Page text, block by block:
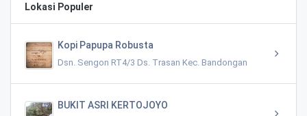
Lokasi Populer
Kopi Papupa Robusta
Dsn. Sengon RT4/3 Ds. Trasan Kec. Bandongan
BUKIT ASRI KERTOJOYO